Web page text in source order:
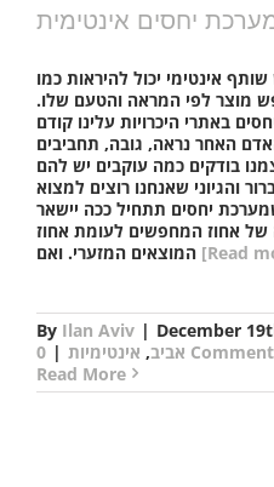
אינטימי יכול להיראות כמו
מוצר לפי המראה והטעם שלו.
באתרי היכרויות עלינו קודם
האחר נראה, גובה, תחביבים
בודקים כמה עוקבים יש להם
והגיוני שאנחנו רוצים למצוא
יחסים תתחיל ככה יישאר
של אחוז המחפשים לעומת אחוז
[Read
By Ilan Aviv | December
אביב, אינטימיות |
0
Read More